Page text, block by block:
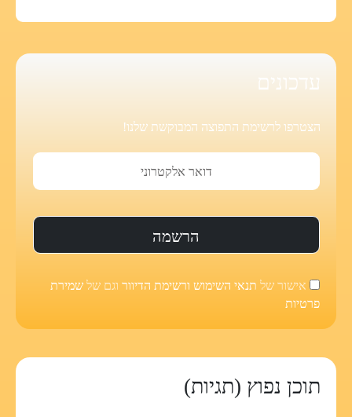
עדכונים
הצטרפו לרשימת התפוצה המבוקשת שלנו!
אישור של תנאי השימוש ורשימת הדיוור וגם שלשמירת
פרטיות
תוכן נפוץ (תגיות)